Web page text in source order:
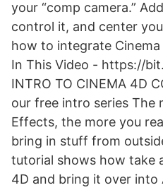
your “comp camera.”
control it, and center
how to integrate
In This Video - https://
INTRO TO CINEMA 4D
our free intro series The
Effects, the more you
bring in stuff from
tutorial shows how take
4D and bring it over into